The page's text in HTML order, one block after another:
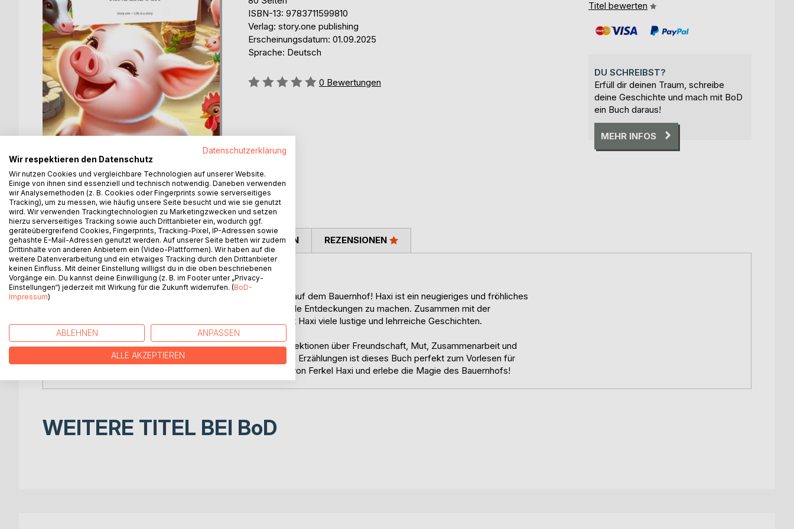
ISBN-13: 9783711599810
Verlag: story.one publishing
Erscheinungsdatum: 01.09.2025
Sprache: Deutsch
Bewertung::
0 Bewertungen
Titel bewerten
DU SCHREIBST?
Erfüll dir deinen Traum, schreibe
deine Geschichte und mach mit BoD
ein Buch daraus!
MEHR INFOS
BESCHREIBUNG
Ferkel Haxi und seine Abenteuer am Bauernhof
Begleite Ferkel Haxi auf seinen aufregenden Abenteuern auf dem Bauernhof! Haxi ist ein neugieriges und fröhliches
Ferkel, das es liebt, neue Freunde zu finden und spannende Entdeckungen zu machen. Zusammen mit der
freundlichen Bäuerin Emma und den anderen Tieren erlebt Haxi viele lustige und lehrreiche Geschichten.
In diesem bezaubernden Kinderbuch lernt Haxi wichtige Lektionen über Freundschaft, Mut, Zusammenarbeit und
Verantwortung. Mit liebevollen Illustrationen und fröhlichen Erzählungen ist dieses Buch perfekt zum Vorlesen für
Kinder im Alter von 2 bis 6 Jahren. Tauche ein in die Welt von Ferkel Haxi und erlebe die Magie des Bauernhofs!
AUTOR/IN PRESSESTIMMEN REZENSIONEN
WEITERE TITEL BEI BoD
Datenschutzerklärung
Wir respektieren den Datenschutz
Wir nutzen Cookies und vergleichbare Technologien auf unserer Website.
Einige von ihnen sind essenziell und technisch notwendig. Daneben verwenden
wir Analysemethoden (z. B. Cookies oder Fingerprints sowie serverseitiges
Tracking), um zu messen, wie häufig unsere Seite besucht und wie sie genutzt
wird. Wir verwenden Trackingtechnologien zu Marketingzwecken und setzen
hierzu serverseitiges Tracking sowie auch Drittanbieter ein, wodurch ggf.
geräteübergreifend Cookies, Fingerprints, Tracking-Pixel, IP-Adressen sowie
gehashte E-Mail-Adressen genutzt werden. Auf unserer Seite betten wir zudem
Drittinhalte von anderen Anbietern ein (Video-Plattformen). Wir haben auf die
weitere Datenverarbeitung und ein etwaiges Tracking durch den Drittanbieter
keinen Einfluss. Mit deiner Einstellung willigst du in die oben beschriebenen
Vorgänge ein. Du kannst deine Einwilligung (z. B. im Footer unter „Privacy-
Einstellungen“) jederzeit mit Wirkung für die Zukunft widerrufen. (BoD-
Impressum)
ABLEHNEN ANPASSEN
ALLE AKZEPTIEREN